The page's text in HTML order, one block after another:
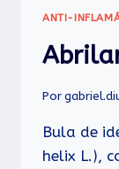
ANTI-
Por
Bula de
helix L.),